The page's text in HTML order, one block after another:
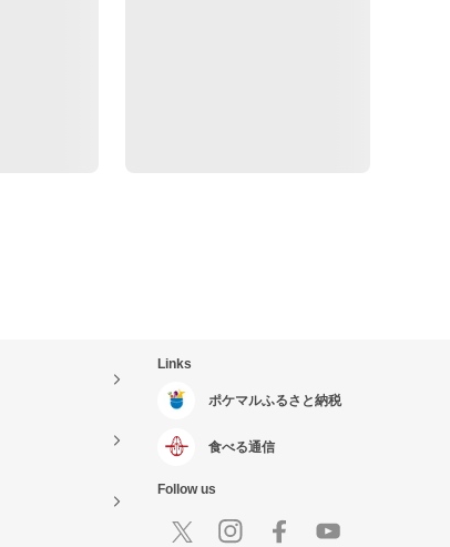
Links
ポケマルふるさと納税
食べる通信
Follow us